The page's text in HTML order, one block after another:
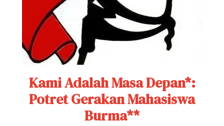
Kami Adalah Masa Depan*:
Potret Gerakan Mahasiswa
Burma**